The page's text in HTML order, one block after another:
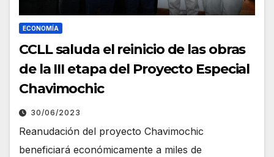
ECONOMÍA
CCLL saluda el reinicio de las obras
de la III etapa del Proyecto Especial
Chavimochic
30/06/2023
Reanudación del proyecto Chavimochic
beneficiará económicamente a miles de